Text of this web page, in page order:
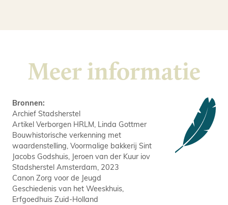
Meer informatie
Bronnen:
Archief Stadsherstel
Artikel Verborgen HRLM, Linda Gottmer
Bouwhistorische verkenning met
waardenstelling, Voormalige bakkerij Sint
Jacobs Godshuis, Jeroen van der Kuur iov
Stadsherstel Amsterdam, 2023
Canon Zorg voor de Jeugd
Geschiedenis van het Weeskhuis,
Erfgoedhuis Zuid-Holland